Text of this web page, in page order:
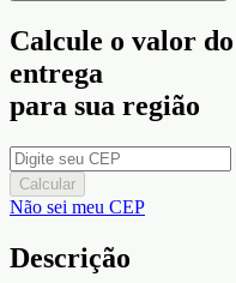
Calcule o valor
entrega
para sua região
Calcular
Não sei meu CEP
Descrição